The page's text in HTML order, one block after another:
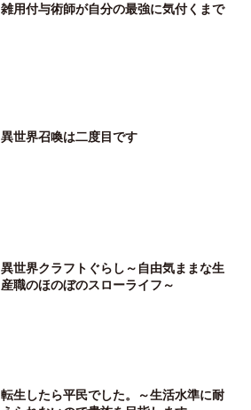
雑用付与術師が自分の最強に気付くまで
異世界召喚は二度目です
異世界クラフトぐらし～自由気ままな生
産職のほのぼのスローライフ～
転生したら平民でした。～生活水準に耐